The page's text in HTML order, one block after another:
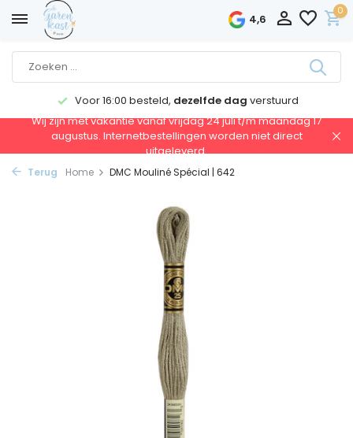
4,6
0
Voor 16:00 besteld, dezelfde dag verstuurd
Wij zijn met vakantie vanaf vrijdag 24 juli t/m maandag 17
augustus. Internetbestellingen worden niet direct
uitgeleverd.
Terug Home DMC Mouliné Spécial | 642